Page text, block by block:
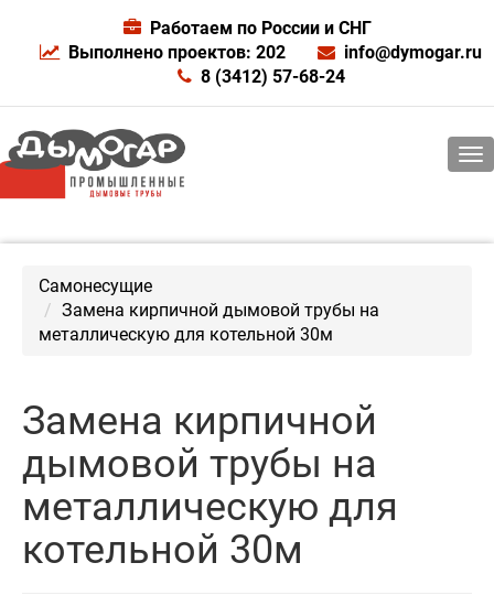
Работаем по России и СНГ
Выполнено проектов: 202
info@dymogar.ru
8 (3412) 57-68-24
Самонесущие
Замена кирпичной дымовой трубы на
металлическую для котельной 30м
Замена кирпичной
дымовой трубы на
металлическую для
котельной 30м